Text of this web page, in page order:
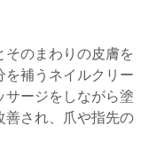
そのまわりの皮膚を
を補うネイルクリー
サージをしながら塗
善され、爪や指先の